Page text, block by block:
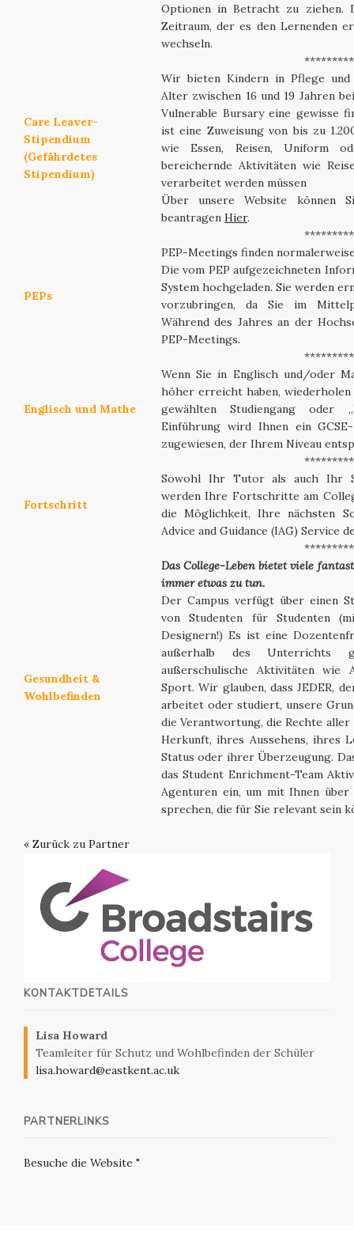
Optionen in Betracht zu ziehen.
Zeitraum, der es den Lernenden
wechseln.
Care Leaver-
Stipendium
(Gefährdetes
Stipendium)
Wir bieten Kindern in Pflege
Alter zwischen 16 und 19 Jahren
Vulnerable Bursary eine gewisse
ist eine Zuweisung von bis zu
wie Essen, Reisen, Uniform
bereichernde Aktivitäten wie
verarbeitet werden müssen
Über unsere Website können
beantragen Hier.
PEPs
PEP-Meetings finden
Die vom PEP aufgezeichneten
System hochgeladen. Sie werden
vorzubringen, da Sie im
Während des Jahres an der
PEP-Meetings.
Englisch und Mathe
Wenn Sie in Englisch und/oder
höher erreicht haben, wiederholen
gewählten Studiengang oder
Einführung wird Ihnen ein
zugewiesen, der Ihrem Niveau
Fortschritt
Sowohl Ihr Tutor als auch Ihr
werden Ihre Fortschritte am
die Möglichkeit, Ihre nächsten
Advice and Guidance (IAG) Service
Gesundheit &
Wohlbefinden
Das College-Leben bietet viele
immer etwas zu tun.
Der Campus verfügt über einen
von Studenten für Studenten
Designern!) Es ist eine
außerhalb des Unterrichts
außerschulische Aktivitäten wie
Sport.Wir glauben, dass JEDER,
arbeitet oder studiert, unsere
die Verantwortung, die Rechte
Herkunft, ihres Aussehens, ihres
Status oder ihrer Überzeugung.
das Student Enrichment-Team
Agenturen ein, um mit Ihnen
sprechen, die für Sie relevant sein
« Zurück zu Partner
KONTAKTDETAILS
Lisa Howard
Teamleiter für Schutz und Wohlbefinden der Schüler
lisa.howard@eastkent.ac.uk
PARTNERLINKS
Besuche die Website "